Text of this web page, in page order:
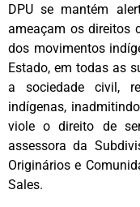
DPU se mantém
ameaçam os direitos
dos movimentos
Estado, em todas as
a sociedade civil,
indígenas,
viole o direito de
assessora da
Originários e
Sales.